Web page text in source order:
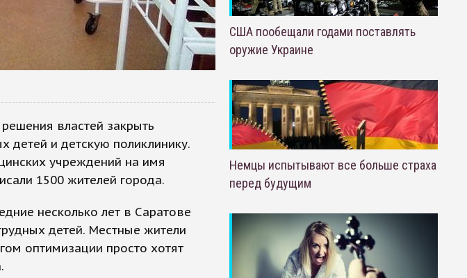
властей закрыть
детей и детскую поликлинику.
учреждений на имя
1500 жителей города.
несколько лет в Саратове
детей. Местные жители
оптимизации просто хотят
США пообещали годами поставлять
оружие Украине
Немцы испытывают все больше страха
перед будущим